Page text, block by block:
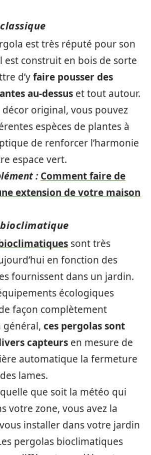
est très réputé pour son
est construit en bois de sorte
d’yfaire pousser des
au-dessus et tout autour.
original, vous pouvez
espèces de plantes à
de renforcer l’harmonie
espace vert.
: Comment faire de
extension de votre maison
sont très
en fonction des
fournissent dans un jardin.
écologiques
façon complètement
général, ces pergolas sont
capteurs en mesure de
automatique la fermeture
lames.
que soit la météo qui
votre zone, vous avez la
installer dans votre jardin
pergolas bioclimatiques